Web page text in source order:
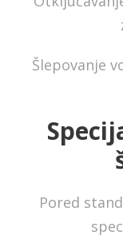
Šlepovanje
Pored